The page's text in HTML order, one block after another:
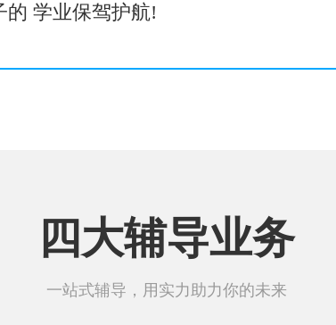
的 学业保驾护航!
四大辅导业务
一站式辅导，用实力助力你的未来